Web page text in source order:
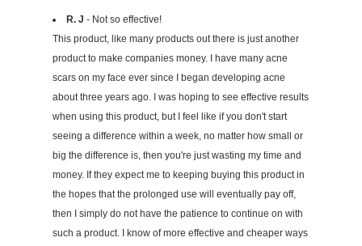
R. J - Not so effective!
This product, like many products out there is just another
product to make companies money. I have many acne
scars on my face ever since I began developing acne
about three years ago. I was hoping to see effective results
when using this product, but I feel like if you don't start
seeing a difference within a week, no matter how small or
big the difference is, then you're just wasting my time and
money. If they expect me to keeping buying this product in
the hopes that the prolonged use will eventually pay off,
then I simply do not have the patience to continue on with
such a product. I know of more effective and cheaper ways